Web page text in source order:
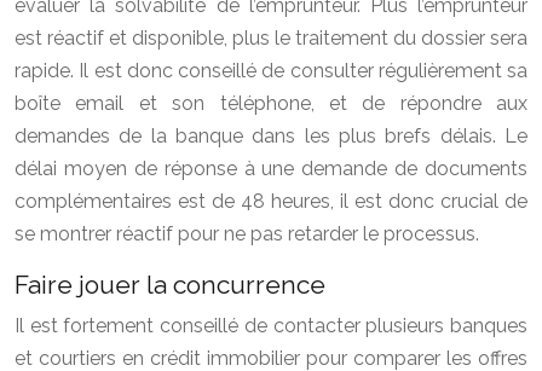
évaluer la solvabilité de l’emprunteur. Plus l’emprunteur
est réactif et disponible, plus le traitement du dossier sera
rapide. Il est donc conseillé de consulter régulièrement sa
boîte email et son téléphone, et de répondre aux
demandes de la banque dans les plus brefs délais. Le
délai moyen de réponse à une demande de documents
complémentaires est de 48 heures, il est donc crucial de
se montrer réactif pour ne pas retarder le processus.
Faire jouer la concurrence
Il est fortement conseillé de contacter plusieurs banques
et courtiers en crédit immobilier pour comparer les offres